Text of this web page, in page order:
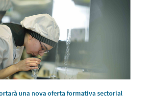
una nova oferta formativa sectorial